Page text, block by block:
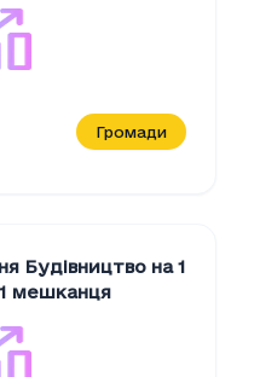
Громади
Будiвництво на 1
мешканця